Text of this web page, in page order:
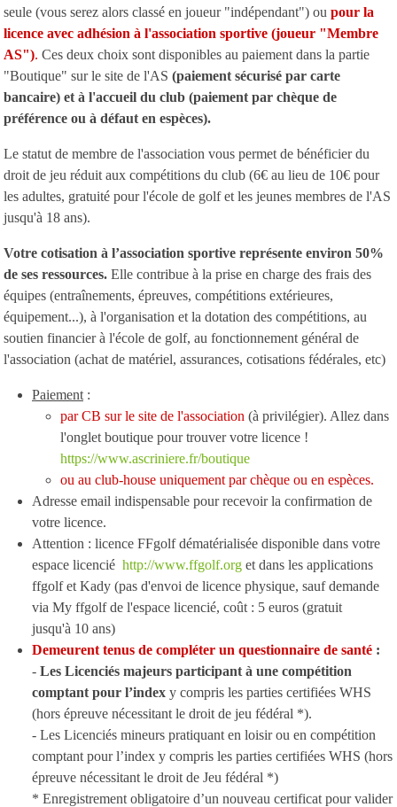
seule (vous serez alors classé en joueur "indépendant") ou pour la
licence avec adhésion à l'association sportive (joueur "Membre
AS"). Ces deux choix sont disponibles au paiement dans la partie
"Boutique" sur le site de l'AS (paiement sécurisé par carte
bancaire) et à l'accueil du club (paiement par chèque de
préférence ou à défaut en espèces).
Le statut de membre de l'association vous permet de bénéficier du
droit de jeu réduit aux compétitions du club (6€ au lieu de 10€ pour
les adultes, gratuité pour l'école de golf et les jeunes membres de l'AS
jusqu'à 18 ans).
Votre cotisation à l’association sportive représente environ 50%
de ses ressources. Elle contribue à la prise en charge des frais des
équipes (entraînements, épreuves, compétitions extérieures,
équipement...), à l'organisation et la dotation des compétitions, au
soutien financier à l'école de golf, au fonctionnement général de
l'association (achat de matériel, assurances, cotisations fédérales, etc)
Paiement :
par CB sur le site de l'association (à privilégier). Allez dans
l'onglet boutique pour trouver votre licence !
https://www.ascriniere.fr/boutique
ou au club-house uniquement par chèque ou en espèces.
Adresse email indispensable pour recevoir la confirmation de
votre licence.
Attention : licence FFgolf dématérialisée disponible dans votre
espace licencié http://www.ffgolf.org et dans les applications
ffgolf et Kady (pas d'envoi de licence physique, sauf demande
via My ffgolf de l'espace licencié, coût : 5 euros (gratuit
jusqu'à 10 ans)
Demeurent tenus de compléter un questionnaire de santé :
- Les Licenciés majeurs participant à une compétition
comptant pour l’index y compris les parties certifiées WHS
(hors épreuve nécessitant le droit de jeu fédéral *).
- Les Licenciés mineurs pratiquant en loisir ou en compétition
comptant pour l’index y compris les parties certifiées WHS (hors
épreuve nécessitant le droit de Jeu fédéral *)
* Enregistrement obligatoire d’un nouveau certificat pour valider